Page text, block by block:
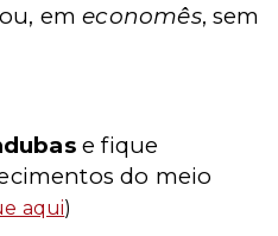
emeconomês, sem
e fique
do meio
aqui)